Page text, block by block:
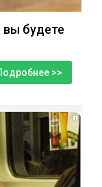
вы будете
>>
i